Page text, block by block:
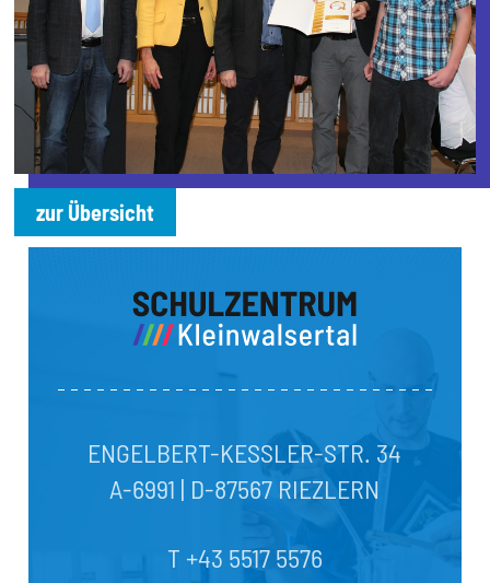
zur Übersicht
ENGELBERT-KESSLER-STR. 34
A-6991 | D-87567 RIEZLERN
T +43 5517 5576